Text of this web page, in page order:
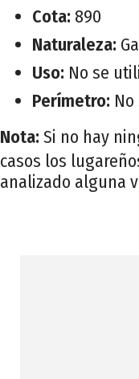
Cota: 890
Naturaleza:
Uso: No se
Perímetro:
Nota: Si no hay
casos los
analizado alguna